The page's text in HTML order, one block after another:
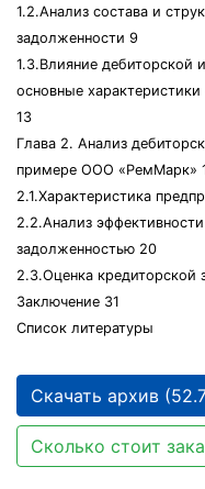
1.2.Анализ состава и
задолженности 9
1.3.Влияние дебиторской
основные
13
Глава 2. Анализ
примере ООО «РемМарк»
2.1.Характеристика
2.2.Анализ
задолженностью 20
2.3.Оценка кредиторской
Заключение 31
Список литературы
Скачать архив
Сколько стоит